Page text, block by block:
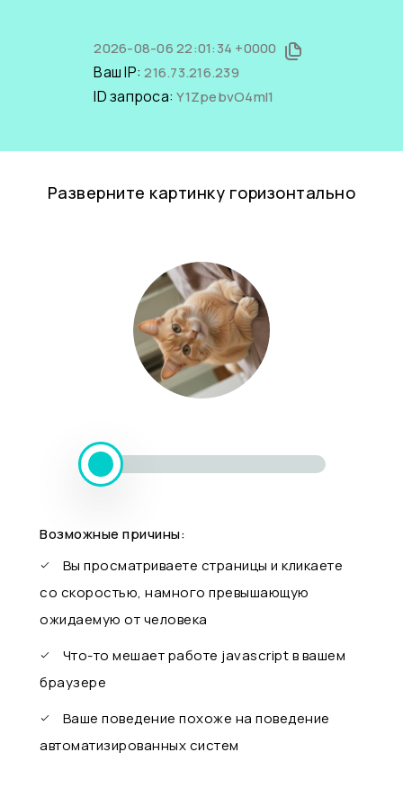
2026-08-06 22:01:34 +0000
Ваш IP:216.73.216.239
ID запроса:Y1ZpebvO4mI1
Разверните картинку горизонтально
Возможные причины:
Вы просматриваете страницы и кликаете
со скоростью, намного превышающую
ожидаемую от человека
Что-то мешает работе javascript в вашем
браузере
Ваше поведение похоже на поведение
автоматизированных систем